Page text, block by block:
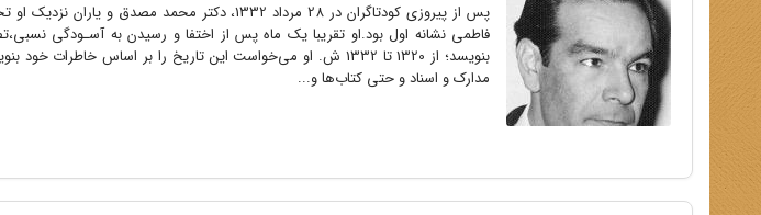
پس از پیروزی کودتاگران در 28 مرداد 1332، دکتر محمد
بنویسد؛ از 1320 تا 1332 ش. او می‌خواست این تاریخ را بر اساس
مدارک و اسناد و حتی کتاب‌ها و...